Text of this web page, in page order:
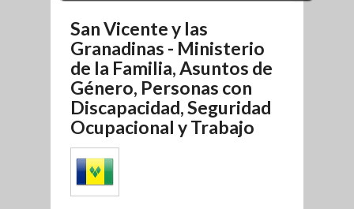
San Vicente y las
Granadinas - Ministerio
de la Familia, Asuntos de
Género, Personas con
Discapacidad, Seguridad
Ocupacional y Trabajo